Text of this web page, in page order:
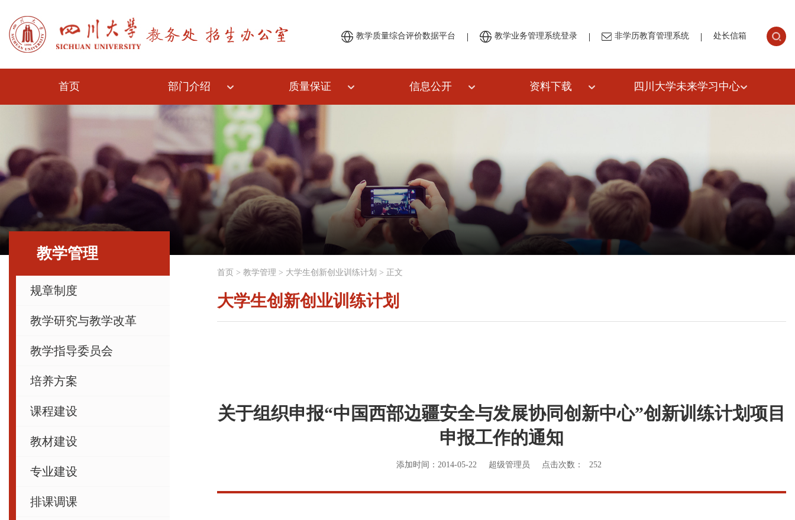
教学质量综合评价数据平台 | 教学业务管理系统登录 | 非学历教育管理系统 | 处长信箱
首页 部门介绍 质量保证 信息公开 资料下载 四川大学未来学习中心
教学管理
规章制度
教学研究与教学改革
教学指导委员会
培养方案
课程建设
教材建设
专业建设
排课调课
首页 > 教学管理 > 大学生创新创业训练计划 > 正文
大学生创新创业训练计划
关于组织申报“中国西部边疆安全与发展协同创新中心”创新训练计划项目
申报工作的通知
添加时间：2014-05-22 超级管理员 点击次数： 252